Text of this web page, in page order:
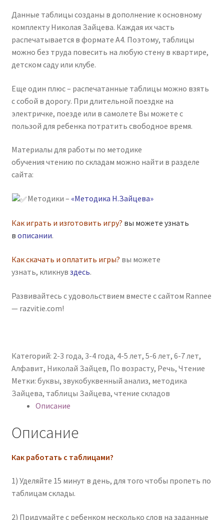
Данные таблицы созданы в дополнение к основному
комплекту Николая Зайцева. Каждая их часть
распечатывается в формате А4. Поэтому, таблицы
можно без труда повесить на любую стену в квартире,
детском саду или клубе.
Еще один плюс – распечатанные таблицы можно взять
с собой в дорогу. При длительной поездке на
электричке, поезде или в самолете Вы можете с
пользой для ребенка потратить свободное время.
Материалы для работы по методике
обучения чтению по складам можно найти в разделе
сайта:
Методики – «Методика Н.Зайцева»
Как играть и изготовить игру? вы можете узнать
в описании.
Как скачать и оплатить игры? вы можете
узнать, кликнув здесь.
Развивайтесь с удовольствием вместе с сайтом Rannee
— razvitie.com!
Категорий: 2-3 года, 3-4 года, 4-5 лет, 5-6 лет, 6-7 лет,
Алфавит, Николай Зайцев, По возрасту, Речь, Чтение
Метки: буквы, звукобуквенный анализ, методика
Зайцева, таблицы Зайцева, чтение складов
Описание
Описание
Как работать с таблицами?
1) Уделяйте 15 минут в день, для того чтобы пропеть по
таблицам склады.
2) Придумайте с ребенком несколько слов на заданные